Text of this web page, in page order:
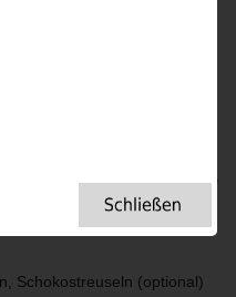
Schokolade ein und verteile
im Kühlschrank
kalt werden.
für die oberste Schicht steif,
Bourbonvanille unter und
Schokostreuseln (optional)